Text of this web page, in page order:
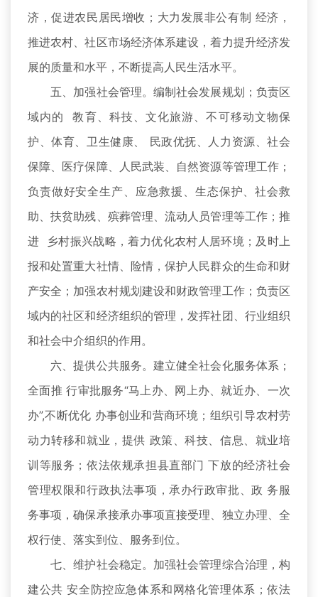
济，促进农民居民增收；大力发展非公有制 经济，
推进农村、社区市场经济体系建设，着力提升经济发
展的质量和水平，不断提高人民生活水平。
五、加强社会管理。编制社会发展规划；负责区
域内的 教育、科技、文化旅游、不可移动文物保
护、体育、卫生健康、 民政优抚、人力资源、社会
保障、医疗保障、人民武装、自然资源等管理工作；
负责做好安全生产、应急救援、生态保护、社会救
助、扶贫助残、殡葬管理、流动人员管理等工作；推
进 乡村振兴战略，着力优化农村人居环境；及时上
报和处置重大社情、险情，保护人民群众的生命和财
产安全；加强农村规划建设和财政管理工作；负责区
域内的社区和经济组织的管理，发挥社团、行业组织
和社会中介组织的作用。
六、提供公共服务。建立健全社会化服务体系；
全面推 行审批服务“马上办、网上办、就近办、一次
办”,不断优化 办事创业和营商环境；组织引导农村劳
动力转移和就业，提供 政策、科技、信息、就业培
训等服务；依法依规承担县直部门 下放的经济社会
管理权限和行政执法事项，承办行政审批、政 务服
务事项，确保承接承办事项直接受理、独立办理、全
权行使、落实到位、服务到位。
七、维护社会稳定。加强社会管理综合治理，构
建公共 安全防控应急体系和网格化管理体系；依法